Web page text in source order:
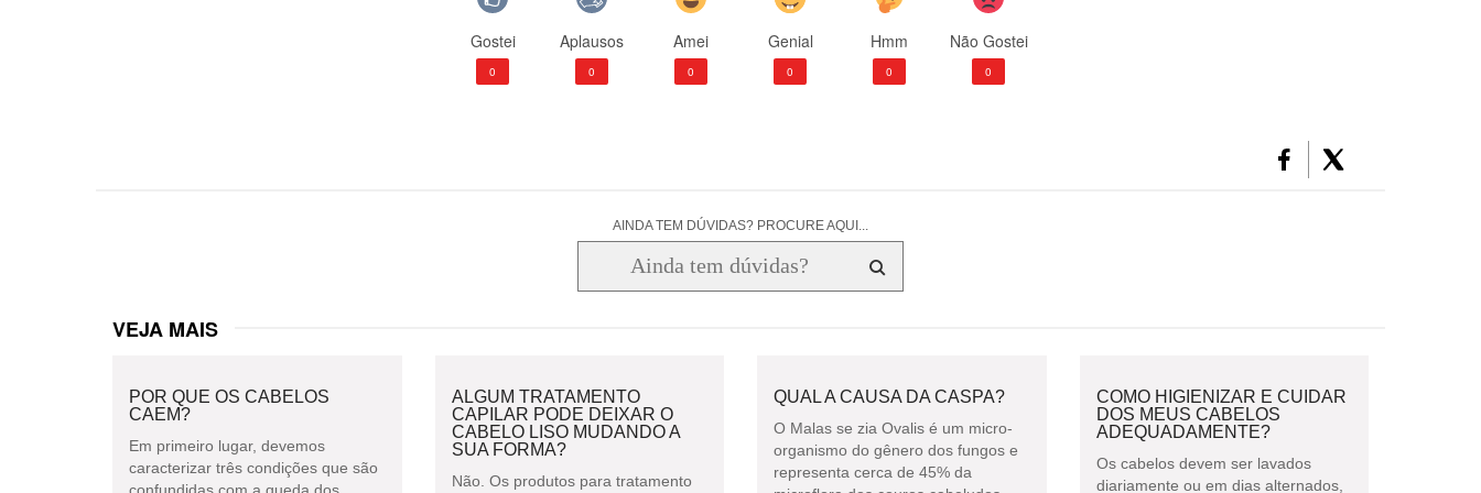
Gostei
0
Aplausos
0
Amei
0
Genial
0
Hmm
0
Não Gostei
0
AINDA TEM DÚVIDAS? PROCURE AQUI...
VEJA MAIS
POR QUE OS CABELOS
CAEM?
Em primeiro lugar, devemos
caracterizar três condições que são
ALGUM TRATAMENTO
CAPILAR PODE DEIXAR O
CABELO LISO MUDANDO A
SUA FORMA?
Não. Os produtos para tratamento
QUAL A CAUSA DA CASPA?
O Malas se zia Ovalis é um micro-
organismo do gênero dos fungos e
representa cerca de 45% da
COMO HIGIENIZAR E CUIDAR
DOS MEUS CABELOS
ADEQUADAMENTE?
Os cabelos devem ser lavados
diariamente ou em dias alternados,